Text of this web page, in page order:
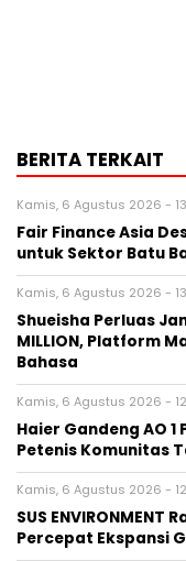
BERITA TERKAIT
Kamis, 6 Agustus 2026 -
Fair Finance Asia
untuk Sektor Batu
Kamis, 6 Agustus 2026 -
Shueisha Perluas
MILLION, Platform
Bahasa
Kamis, 6 Agustus 2026 -
Haier Gandeng AO
Petenis Komunitas
Kamis, 6 Agustus 2026 -
SUS
Percepat Ekspansi